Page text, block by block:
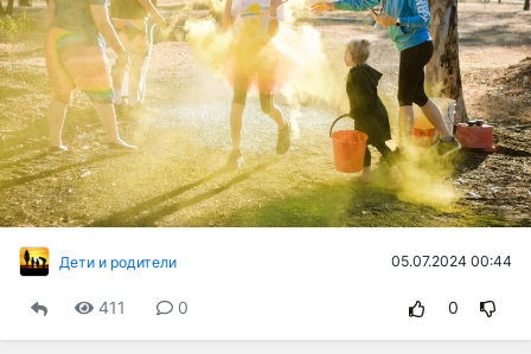
Дети и родители 05.07.2024 00:44
411 0 0